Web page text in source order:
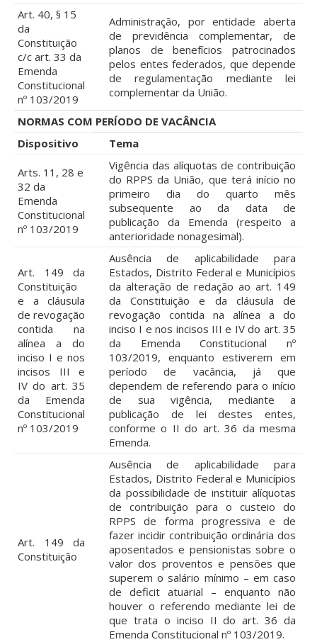
Art. 40, § 15
da
Constituição
c/c art. 33 da
Emenda
Constitucional
nº 103/2019
Administração, por entidade aberta
de previdência complementar, de
planos de benefícios patrocinados
pelos entes federados, que depende
de regulamentação mediante lei
complementar da União.
NORMAS COM PERÍODO DE VACÂNCIA
Dispositivo
Tema
Arts. 11, 28 e
32 da
Emenda
Constitucional
nº 103/2019
Vigência das alíquotas de contribuição
do RPPS da União, que terá início no
primeiro dia do quarto mês
subsequente ao da data de
publicação da Emenda (respeito a
anterioridade nonagesimal).
Art. 149 da
Constituição
e a cláusula
de revogação
contida na
alínea a do
inciso I e nos
incisos III e
IV do art. 35
da Emenda
Constitucional
nº 103/2019
Ausência de aplicabilidade para
Estados, Distrito Federal e Municípios
da alteração de redação ao art. 149
da Constituição e da cláusula de
revogação contida na alínea a do
inciso I e nos incisos III e IV do art. 35
da Emenda Constitucional nº
103/2019, enquanto estiverem em
período de vacância, já que
dependem de referendo para o início
de sua vigência, mediante a
publicação de lei destes entes,
conforme o II do art. 36 da mesma
Emenda.
Art. 149 da
Constituição
Ausência de aplicabilidade para
Estados, Distrito Federal e Municípios
da possibilidade de instituir alíquotas
de contribuição para o custeio do
RPPS de forma progressiva e de
fazer incidir contribuição ordinária dos
aposentados e pensionistas sobre o
valor dos proventos e pensões que
superem o salário mínimo – em caso
de deficit atuarial – enquanto não
houver o referendo mediante lei de
que trata o inciso II do art. 36 da
Emenda Constitucional nº 103/2019.